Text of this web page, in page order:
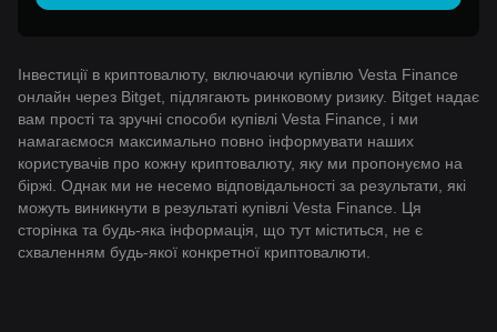
Інвестиції в криптовалюту, включаючи купівлю Vesta Finance
онлайн через Bitget, підлягають ринковому ризику. Bitget надає
вам прості та зручні способи купівлі Vesta Finance, і ми
намагаємося максимально повно інформувати наших
користувачів про кожну криптовалюту, яку ми пропонуємо на
біржі. Однак ми не несемо відповідальності за результати, які
можуть виникнути в результаті купівлі Vesta Finance. Ця
сторінка та будь-яка інформація, що тут міститься, не є
схваленням будь-якої конкретної криптовалюти.